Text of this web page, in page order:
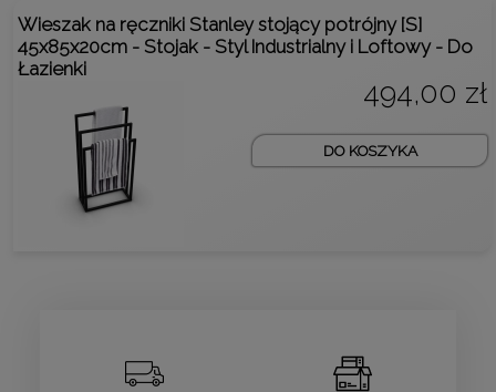
Wieszak na ręczniki Stanley stojący potrójny [S]
45x85x20cm - Stojak - Styl Industrialny i Loftowy - Do
Łazienki
494,00 zł
DO KOSZYKA